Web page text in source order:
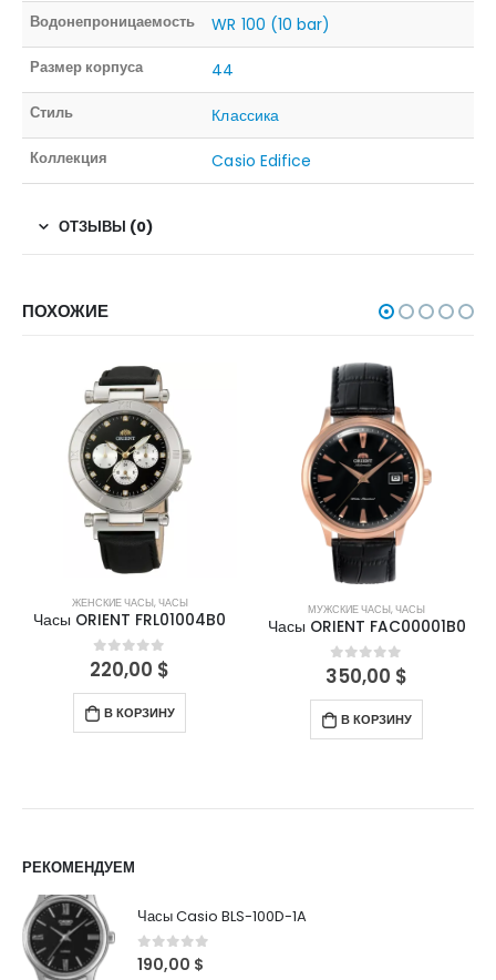
Водонепроницаемость WR 100 (10 bar)
Размер корпуса 44
Стиль Классика
Коллекция Casio Edifice
ОТЗЫВЫ (0)
ПОХОЖИЕ
ЖЕНСКИЕ ЧАСЫ,ЧАСЫ
Часы ORIENT FRL01004B0
0out of 5
220,00 $
В КОРЗИНУ
МУЖСКИЕ ЧАСЫ,ЧАСЫ
Часы ORIENT FAC00001B0
0out of 5
350,00 $
В КОРЗИНУ
РЕКОМЕНДУЕМ
Часы Casio BLS-100D-1A
0out of 5
190,00 $